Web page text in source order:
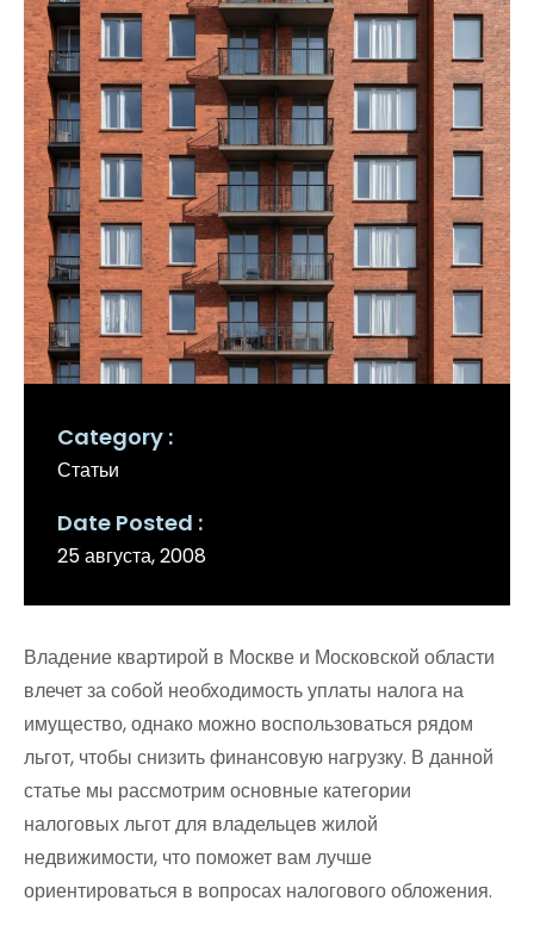
Category
Статьи
Date Posted
25 августа, 2008
Владение квартирой в Москве и Московской области
влечет за собой необходимость уплаты налога на
имущество, однако можно воспользоваться рядом
льгот, чтобы снизить финансовую нагрузку. В данной
статье мы рассмотрим основные категории
налоговых льгот для владельцев жилой
недвижимости, что поможет вам лучше
ориентироваться в вопросах налогового обложения.